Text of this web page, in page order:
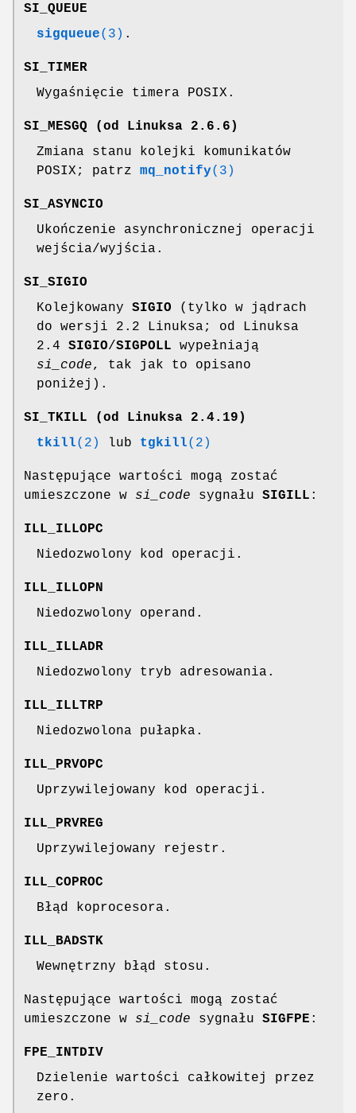
SI_QUEUE
sigqueue(3) .
SI_TIMER
Wygaśnięcie timera POSIX.
SI_MESGQ (od Linuksa 2.6.6)
Zmiana stanu kolejki komunikatów
POSIX; patrz mq_notify(3)
SI_ASYNCIO
Ukończenie asynchronicznej operacji
wejścia/wyjścia.
SI_SIGIO
Kolejkowany SIGIO (tylko w jądrach
do wersji 2.2 Linuksa; od Linuksa
2.4 SIGIO/SIGPOLL wypełniają
si_code, tak jak to opisano
poniżej).
SI_TKILL (od Linuksa 2.4.19)
tkill(2) lub tgkill(2)
Następujące wartości mogą zostać
umieszczone w si_code sygnału SIGILL :
ILL_ILLOPC
Niedozwolony kod operacji.
ILL_ILLOPN
Niedozwolony operand.
ILL_ILLADR
Niedozwolony tryb adresowania.
ILL_ILLTRP
Niedozwolona pułapka.
ILL_PRVOPC
Uprzywilejowany kod operacji.
ILL_PRVREG
Uprzywilejowany rejestr.
ILL_COPROC
Błąd koprocesora.
ILL_BADSTK
Wewnętrzny błąd stosu.
Następujące wartości mogą zostać
umieszczone w si_code sygnału SIGFPE :
FPE_INTDIV
Dzielenie wartości całkowitej przez
zero.